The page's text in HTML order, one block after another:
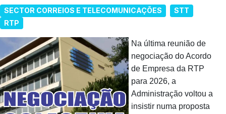
SECTOR CORREIOS E TELECOMUNICAÇÕES
STT
RTP
Na última reunião de
negociação do Acordo
de Empresa da RTP
para 2026, a
Administração voltou a
insistir numa proposta